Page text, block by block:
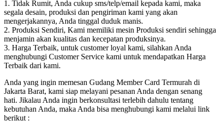
1. Tidak Rumit, Anda cukup sms/telp/email kepada kami, maka
segala desain, produksi dan pengiriman kami yang akan
mengerjakannya, Anda tinggal duduk manis.
2. Produksi Sendiri, Kami memiliki mesin Produksi sendiri sehingga
menjamin akan kualitas dan kecepatan produksinya.
3. Harga Terbaik, untuk customer loyal kami, silahkan Anda
menghubungi Customer Service kami untuk mendapatkan Harga
Terbaik dari kami.
Anda yang ingin memesan Gudang Member Card Termurah di
Jakarta Barat, kami siap melayani pesanan Anda dengan senang
hati. Jikalau Anda ingin berkonsultasi terlebih dahulu tentang
kebutuhan Anda, maka Anda bisa menghubungi kami melalui link
berikut :